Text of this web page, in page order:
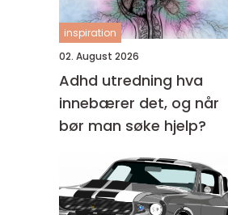
inspiration
02. August 2026
Adhd utredning hva
innebærer det, og når
bør man søke hjelp?